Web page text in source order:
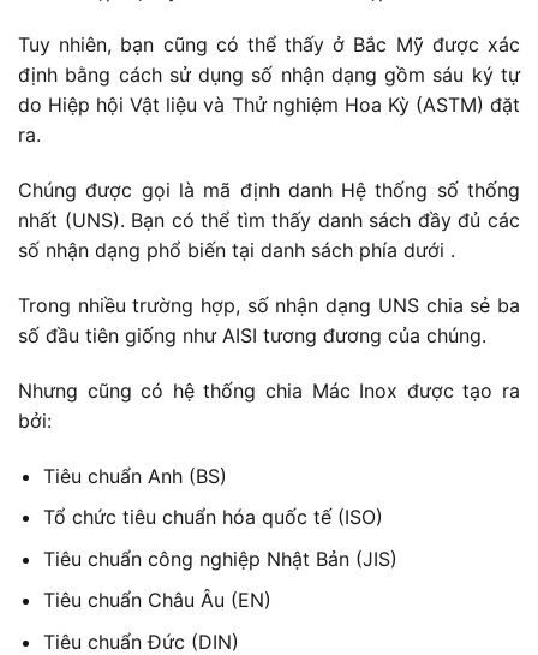
Tuy nhiên, bạn cũng có thể thấy ở Bắc Mỹ được xác
định bằng cách sử dụng số nhận dạng gồm sáu ký tự
do Hiệp hội Vật liệu và Thử nghiệm Hoa Kỳ (ASTM) đặt
ra.
Chúng được gọi là mã định danh Hệ thống số thống
nhất (UNS). Bạn có thể tìm thấy danh sách đầy đủ các
số nhận dạng phổ biến tại danh sách phía dưới .
Trong nhiều trường hợp, số nhận dạng UNS chia sẻ ba
số đầu tiên giống như AISI tương đương của chúng.
Nhưng cũng có hệ thống chia Mác Inox được tạo ra
bởi:
Tiêu chuẩn Anh (BS)
Tổ chức tiêu chuẩn hóa quốc tế (ISO)
Tiêu chuẩn công nghiệp Nhật Bản (JIS)
Tiêu chuẩn Châu Âu (EN)
Tiêu chuẩn Đức (DIN)